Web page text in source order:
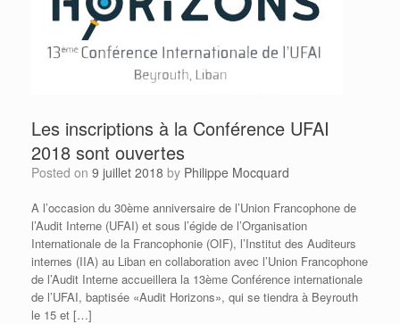
Les inscriptions à la Conférence UFAI
2018 sont ouvertes
Posted on 9 juillet 2018 by Philippe Mocquard
A l’occasion du 30ème anniversaire de l’Union Francophone de
l’Audit Interne (UFAI) et sous l’égide de l’Organisation
Internationale de la Francophonie (OIF), l’Institut des Auditeurs
internes (IIA) au Liban en collaboration avec l’Union Francophone
de l’Audit Interne accueillera la 13ème Conférence internationale
de l’UFAI, baptisée «Audit Horizons», qui se tiendra à Beyrouth
le 15 et […]